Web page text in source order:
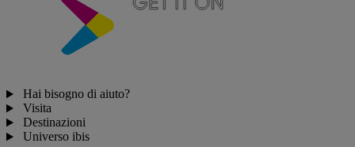
Hai bisogno di aiuto?
Visita
Destinazioni
Universo ibis